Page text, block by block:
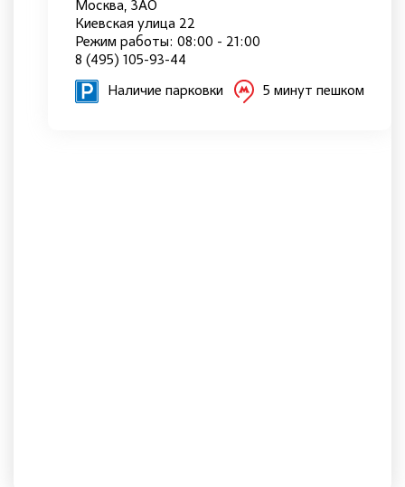
Москва, ЗАО
Киевская улица 22
Режим работы: 08:00 - 21:00
8 (495) 105-93-44
Наличие парковки 5 минут пешком